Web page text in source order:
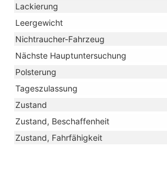
Lackierung
Leergewicht
Nichtraucher-Fahrzeug
Nächste Hauptuntersuchung
Polsterung
Tageszulassung
Zustand
Zustand, Beschaffenheit
Zustand, Fahrfähigkeit